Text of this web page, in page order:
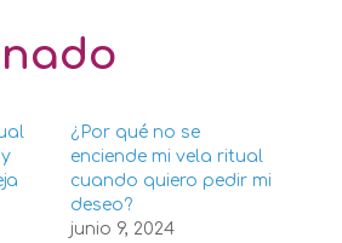
¿Por qué no se
enciende mi vela ritual
cuando quiero pedir mi
deseo?
junio 9, 2024